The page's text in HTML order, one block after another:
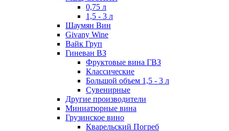
0,75 л
1,5 - 3 л
Шаумян Вин
Givany Wine
Вайк Груп
Гиневан ВЗ
Фруктовые вина ГВЗ
Классические
Большой объем 1,5 - 3 л
Сувенирные
Другие производители
Миниатюрные вина
Грузинское вино
Кварельский Погреб